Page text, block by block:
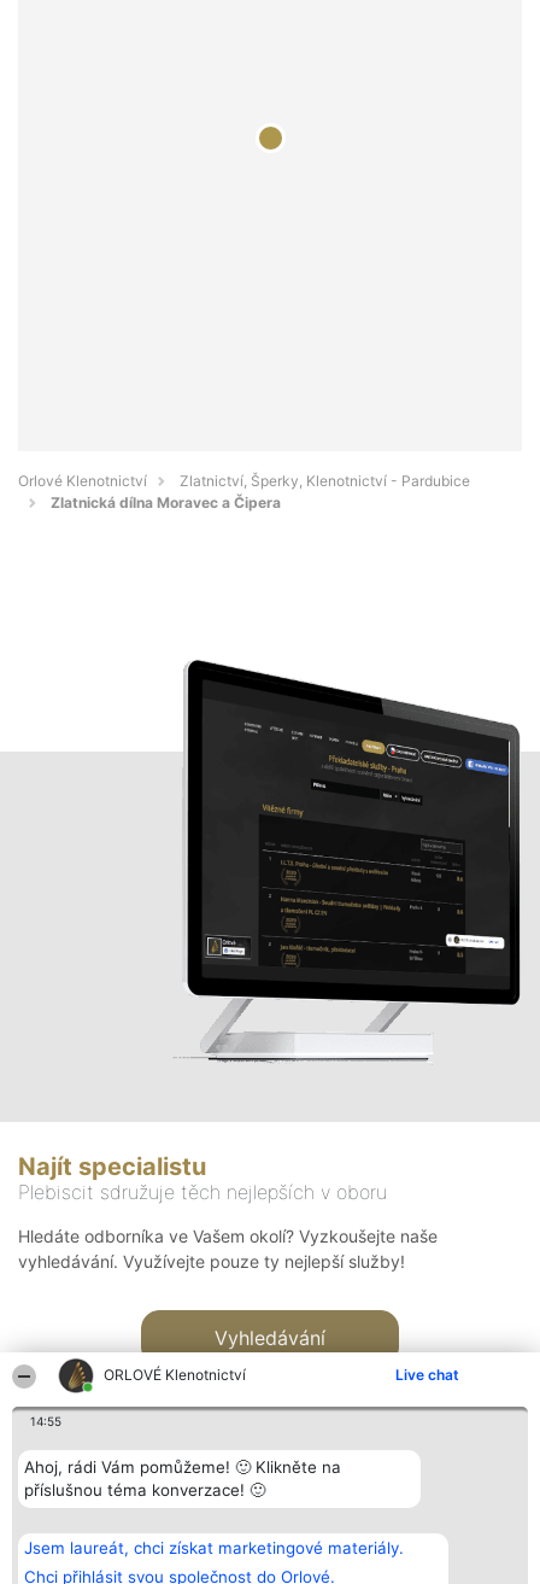
ORLOVÉ Klenotnictví Live chat
14:55
Ahoj, rádi Vám pomůžeme! 🙂 Klikněte na
příslušnou téma konverzace! 🙂
Jsem laureát, chci získat marketingové materiály.
Chci přihlásit svou společnost do Orlové.
Orlové Klenotnictví
Zlatnictví, Šperky, Klenotnictví - Pardubice
Zlatnická dílna Moravec a Čipera
Najít specialistu
Plebiscit sdružuje těch nejlepších v oboru
Hledáte odborníka ve Vašem okolí? Vyzkoušejte naše
vyhledávání. Využívejte pouze ty nejlepší služby!
Vyhledávání
Bright Side Solutions sp. z o.
o. sp. k.
ul. Ruska 22
Vítězové
Seznam všech
laureátů
Kontakt